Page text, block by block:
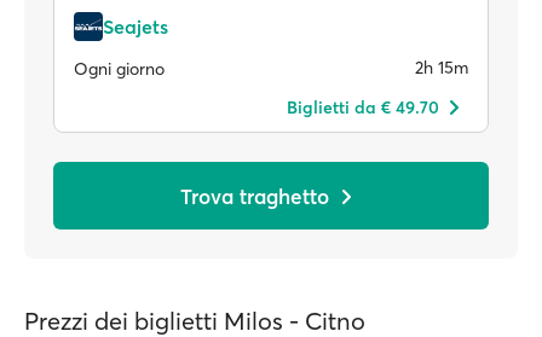
Seajets
Ogni giorno
2h 15m
Biglietti da € 49.70
Trova traghetto
Prezzi dei biglietti Milos - Citno